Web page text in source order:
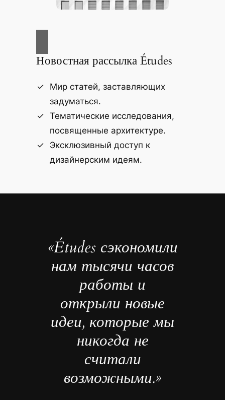
Новостная рассылка Études
Мир статей, заставляющих
задуматься.
Тематические исследования,
посвященные архитектуре.
Эксклюзивный доступ к
дизайнерским идеям.
«Études сэкономили
нам тысячи часов
работы и
открыли новые
идеи, которые мы
никогда не
считали
возможными.»